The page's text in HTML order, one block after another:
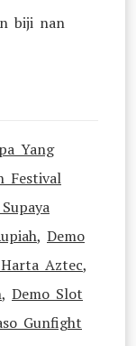
biji nan
Yang
Festival
, Demo
Aztec,
, Demo Slot
Gunfight